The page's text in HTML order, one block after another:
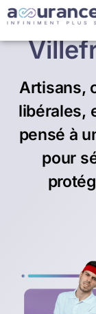
Artisans,
libérales,
pensé à
pour